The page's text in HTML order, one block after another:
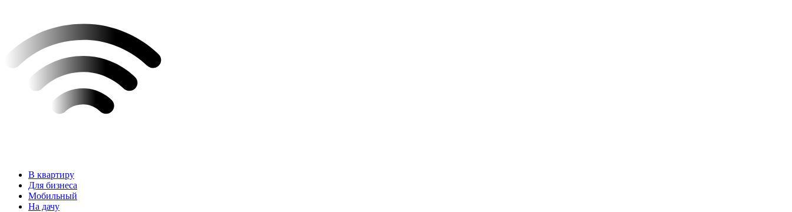
В квартиру
Для бизнеса
Мобильный
На дачу